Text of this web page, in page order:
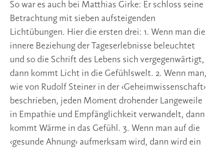
So war es auch bei Matthias Girke: Er schloss seine
Betrachtung mit sieben aufsteigenden
Lichtübungen. Hier die ersten drei: 1. Wenn man die
innere Beziehung der Tageserlebnisse beleuchtet
und so die Schrift des Lebens sich vergegenwärtigt,
dann kommt Licht in die Gefühlswelt. 2. Wenn man,
wie von Rudolf Steiner in der ‹Geheimwissenschaft›
beschrieben, jeden Moment drohender Langeweile
in Empathie und Empfänglichkeit verwandelt, dann
kommt Wärme in das Gefühl. 3. Wenn man auf die
‹gesunde Ahnung› aufmerksam wird, dann wird ein